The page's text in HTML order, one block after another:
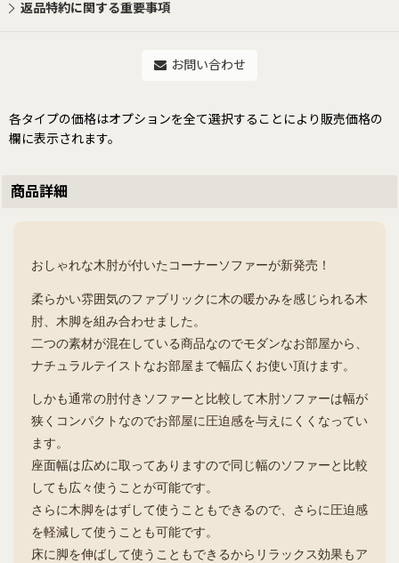
返品特約に関する重要事項
お問い合わせ
各タイプの価格はオプションを全て選択することにより販売価格の
欄に表示されます。
商品詳細
おしゃれな木肘が付いたコーナーソファーが新発売！
柔らかい雰囲気のファブリックに木の暖かみを感じられる木
肘、木脚を組み合わせました。
二つの素材が混在している商品なのでモダンなお部屋から、
ナチュラルテイストなお部屋まで幅広くお使い頂けます。
しかも通常の肘付きソファーと比較して木肘ソファーは幅が
狭くコンパクトなのでお部屋に圧迫感を与えにくくなってい
ます。
座面幅は広めに取ってありますので同じ幅のソファーと比較
しても広々使うことが可能です。
さらに木脚をはずして使うこともできるので、さらに圧迫感
を軽減して使うことも可能です。
床に脚を伸ばして使うこともできるからリラックス効果もア